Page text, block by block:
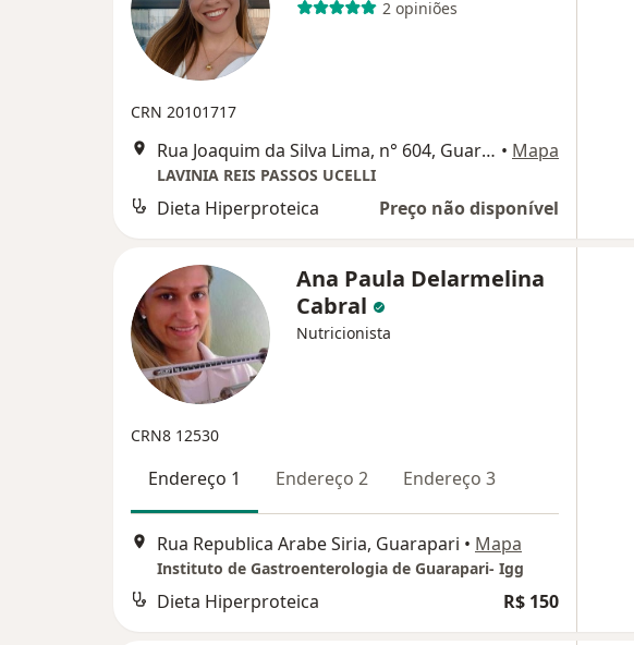
2 opiniões
CRN 20101717
Rua Joaquim da Silva Lima, n° 604, Guarapari • Mapa
LAVINIA REIS PASSOS UCELLI
Dieta Hiperproteica Preço não disponível
Ana Paula Delarmelina
Cabral
Nutricionista
CRN8 12530
Endereço 1 Endereço 2 Endereço 3
Rua Republica Arabe Siria, Guarapari • Mapa
Instituto de Gastroenterologia de Guarapari- Igg
Dieta Hiperproteica R$ 150